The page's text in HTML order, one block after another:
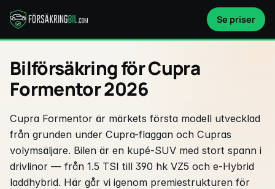
Se priser
Bilförsäkring för Cupra
Formentor 2026
Cupra Formentor är märkets första modell utvecklad
från grunden under Cupra-flaggan och Cupras
volymsäljare. Bilen är en kupé-SUV med stort spann i
drivlinor — från 1.5 TSI till 390 hk VZ5 och e-Hybrid
laddhybrid. Här går vi igenom premiestrukturen för